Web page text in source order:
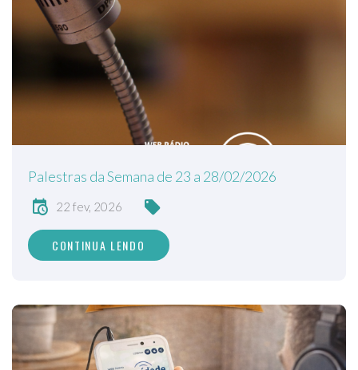
Palestras da Semana de 23 a 28/02/2026
22 fev, 2026
CONTINUA LENDO